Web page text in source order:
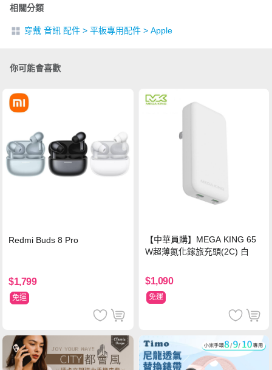
相關分類
穿戴 音訊 配件 > 平板專用配件 > Apple
你可能會喜歡
Redmi Buds 8 Pro
$1,799
免運
【中華員購】MEGA KING 65
W超薄氮化鎵旅充頭(2C) 白
$1,090
免運